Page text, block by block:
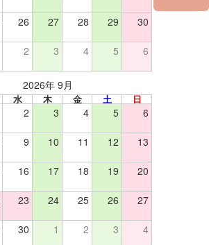
26 27 28 29 30
2 3 4 5 6
2026年 9月
水 木 金 土 日
2 3 4 5 6
9 10 11 12 13
16 17 18 19 20
23 24 25 26 27
30 1 2 3 4